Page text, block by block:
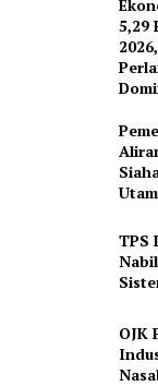
5,29
TPS
OJK